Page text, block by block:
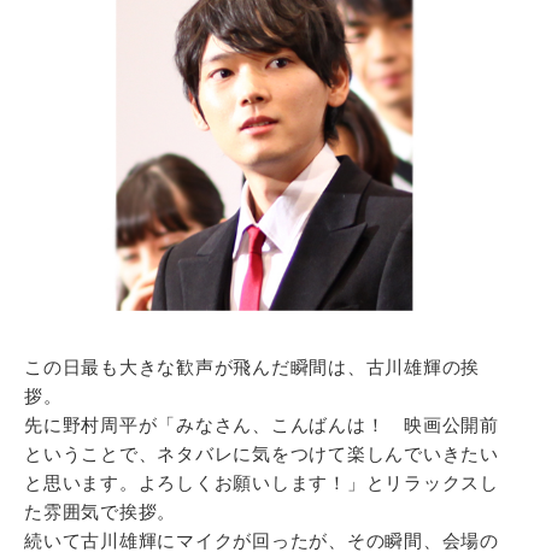
この日最も大きな歓声が飛んだ瞬間は、古川雄輝の挨
拶。
先に野村周平が「みなさん、こんばんは！ 映画公開前
ということで、ネタバレに気をつけて楽しんでいきたい
と思います。よろしくお願いします！」とリラックスし
た雰囲気で挨拶。
続いて古川雄輝にマイクが回ったが、その瞬間、会場の